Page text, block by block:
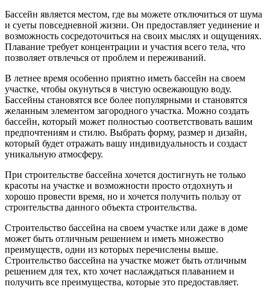
Бассейн является местом, где вы можете отключиться от шума
и суеты повседневной жизни. Он предоставляет уединение и
возможность сосредоточиться на своих мыслях и ощущениях.
Плавание требует концентрации и участия всего тела, что
позволяет отвлечься от проблем и переживаний.
В летнее время особенно приятно иметь бассейн на своем
участке, чтобы окунуться в чистую освежающую воду.
Бассейны становятся все более популярными и становятся
желанным элементом загородного участка. Можно создать
бассейн, который может полностью соответствовать вашим
предпочтениям и стилю. Выбрать форму, размер и дизайн,
который будет отражать вашу индивидуальность и создаст
уникальную атмосферу.
При строительстве бассейна хочется достигнуть не только
красоты на участке и возможности просто отдохнуть и
хорошо провести время, но и хочется получить пользу от
строительства данного объекта строительства.
Строительство бассейна на своем участке или даже в доме
может быть отличным решением и иметь множество
преимуществ, одни из которых перечислены выше.
Строительство бассейна на участке может быть отличным
решением для тех, кто хочет наслаждаться плаванием и
получить все преимущества, которые это предоставляет.